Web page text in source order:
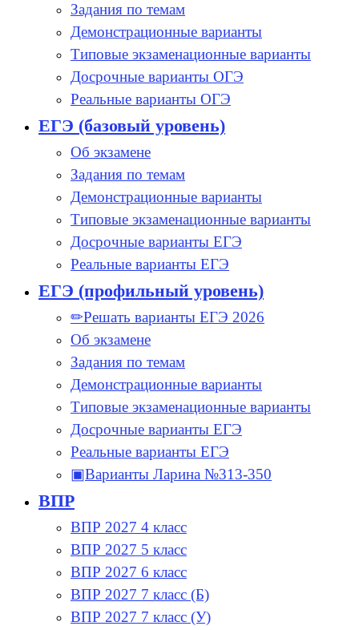
Задания по темам
Демонстрационные варианты
Типовые экзаменационные варианты
Досрочные варианты ОГЭ
Реальные варианты ОГЭ
ЕГЭ (базовый уровень)
Об экзамене
Задания по темам
Демонстрационные варианты
Типовые экзаменационные варианты
Досрочные варианты ЕГЭ
Реальные варианты ЕГЭ
ЕГЭ (профильный уровень)
✏Решать варианты ЕГЭ 2026
Об экзамене
Задания по темам
Демонстрационные варианты
Типовые экзаменационные варианты
Досрочные варианты ЕГЭ
Реальные варианты ЕГЭ
▣Варианты Ларина №313-350
ВПР
ВПР 2027 4 класс
ВПР 2027 5 класс
ВПР 2027 6 класс
ВПР 2027 7 класс (Б)
ВПР 2027 7 класс (У)